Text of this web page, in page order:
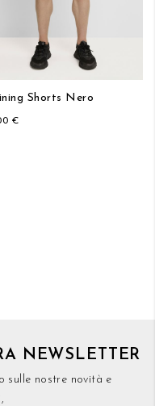
Shorts Nero
€
NEWSLETTER
sulle nostre novità e